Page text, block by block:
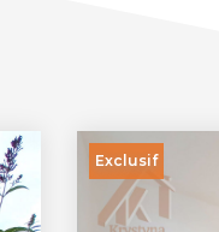
Exclusif